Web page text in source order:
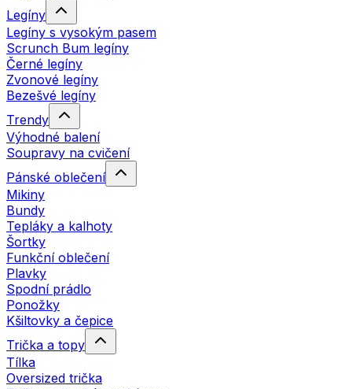
Legíny
Legíny s vysokým pasem
Scrunch Bum legíny
Černé legíny
Zvonové legíny
Bezešvé legíny
Trendy
Výhodné balení
Soupravy na cvičení
Pánské oblečení
Mikiny
Bundy
Tepláky a kalhoty
Šortky
Funkční oblečení
Plavky
Spodní prádlo
Ponožky
Kšiltovky a čepice
Trička a topy
Tílka
Oversized trička